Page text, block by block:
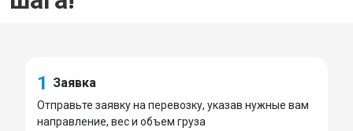
1 Заявка
Отправьте заявку на перевозку, указав нужные вам
направление, вес и объем груза